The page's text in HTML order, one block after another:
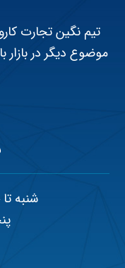
تیم نگین تجارت
موضوع دیگر در بازار
شنبه تا